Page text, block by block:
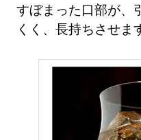
すぼまった口部が、
くく、長持ちさせま